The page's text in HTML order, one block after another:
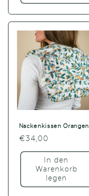
Nackenkissen Orangen
Normaler
Preis
€34,00
In den
Warenkorb
legen